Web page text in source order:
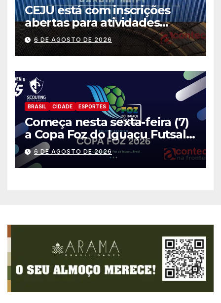
CEJU está com inscrições
abertas para atividades
gratuitas
6 DE AGOSTO DE 2026
BRASIL CIDADE ESPORTES
Começa nesta sexta-feira (7)
a Copa Foz do Iguaçu Futsal
2026 com equipes de quatro
países
6 DE AGOSTO DE 2026